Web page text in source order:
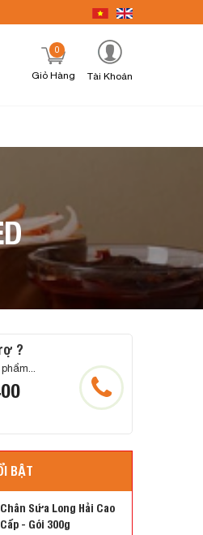
Tài Khoản
Giỏ Hàng
0
?
BẬT
Chân Sứa Long Hải Cao
Cấp - Gói 300g